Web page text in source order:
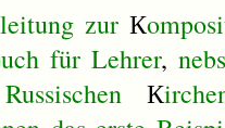
zur К
für Lehrer,
Russischen К